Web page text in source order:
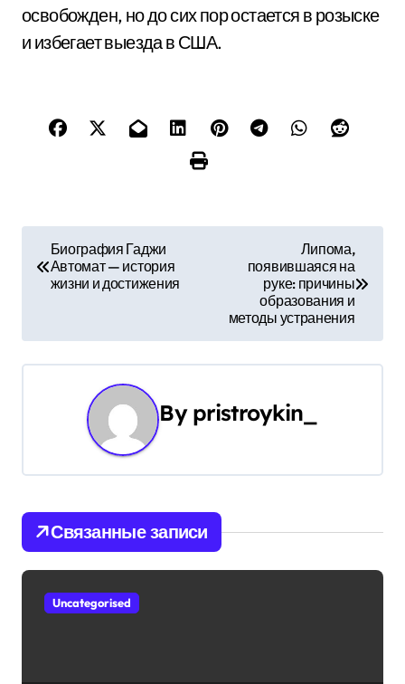
освобожден, но до сих пор остается в розыске
и избегает выезда в США.
и
ц
и
я
п
Биография Гаджи
Автомат — история
жизни и достижения
Липома,
появившаяся на
руке: причины
образования и
методы устранения
By pristroykin_
Связанные записи
Uncategorised